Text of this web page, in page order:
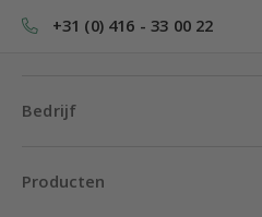
+31 (0) 416 - 33 00 22
Bedrijf
Producten